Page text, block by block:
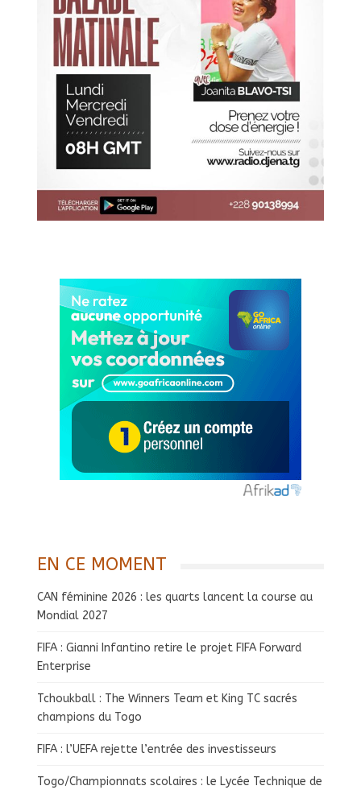
EN CE MOMENT
CAN féminine 2026 : les quarts lancent la course au
Mondial 2027
FIFA : Gianni Infantino retire le projet FIFA Forward
Enterprise
Tchoukball : The Winners Team et King TC sacrés
champions du Togo
FIFA : l’UEFA rejette l’entrée des investisseurs
Togo/Championnats scolaires : le Lycée Technique de